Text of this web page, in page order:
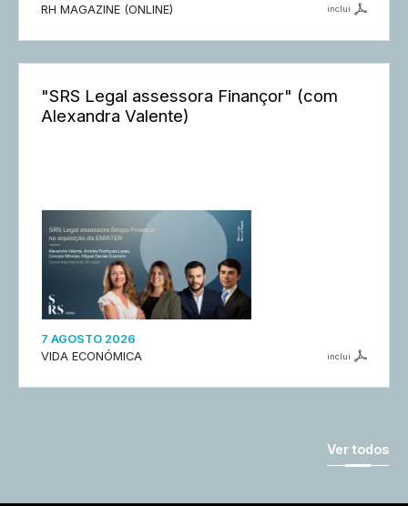
RH MAGAZINE (ONLINE)
inclui
"SRS Legal assessora Finançor" (com
Alexandra Valente)
7 AGOSTO 2026
VIDA ECONÓMICA
inclui
Ver todos